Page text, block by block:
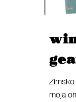
Zimsko
moja